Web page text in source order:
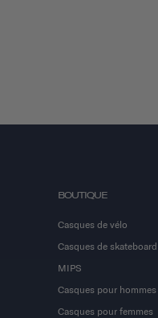
BOUTIQUE
Casques de vélo
Casques de skateboard
MIPS
Casques pour hommes
Casques pour femmes